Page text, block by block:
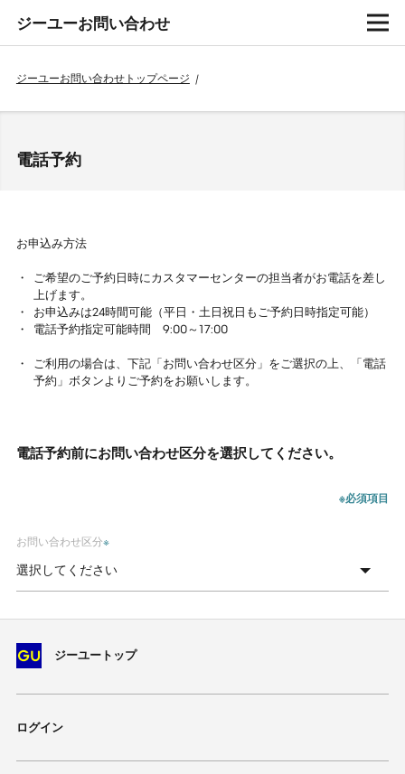
ジーユーお問い合わせ
ジーユーお問い合わせトップページ /
電話予約
お申込み方法
ご希望のご予約日時にカスタマーセンターの担当者がお電話を差し
上げます。
お申込みは24時間可能（平日・土日祝日もご予約日時指定可能）
電話予約指定可能時間 9:00～17:00
ご利用の場合は、下記「お問い合わせ区分」をご選択の上、「電話
予約」ボタンよりご予約をお願いします。
電話予約前にお問い合わせ区分を選択してください。
※必須項目
お問い合わせ区分※
ジーユートップ
ログイン